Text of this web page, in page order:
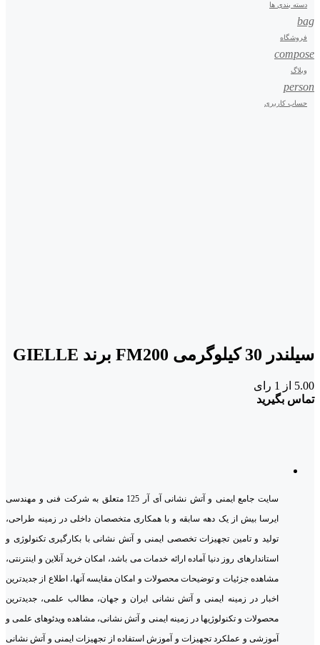
دسته بندی ها
bag
فروشگاه
compose
وبلاگ
person
حساب کاربری
سیلندر 30 کیلوگرمی FM200 برند GIELLE
5.00 از 1 رای
تماس بگیرید
سایت جامع ایمنی و آتش نشانی آی آر 125 متعلق به شرکت فنی و مهندسی
ایرسا بیش از یک دهه سابقه و با همکاری متخصصان داخلی در زمینه طراحی،
تولید و تامین تجهیزات تخصصی ایمنی و آتش نشانی با بکارگیری تکنولوژی و
استاندارهای روز دنیا آماده ارائه خدمات می باشد، امکان خرید آنلاین و اینترنتی،
مشاهده جزئیات و توضیحات محصولات و امکان مقایسه آنها، اطلاع از جدیدترین
اخبار در زمینه ایمنی و آتش نشانی ایران و جهان، مطالب علمی، جدیدترین
محصولات و تکنولوژیها در زمینه ایمنی و آتش نشانی، مشاهده ویدئوهای علمی و
آموزشی و عملکرد تجهیزات و آموزش استفاده از تجهیزات ایمنی و آتش نشانی